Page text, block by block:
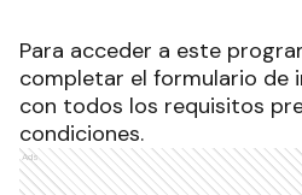
Para acceder a este
completar el formulario de
con todos los requisitos
condiciones.
Ads